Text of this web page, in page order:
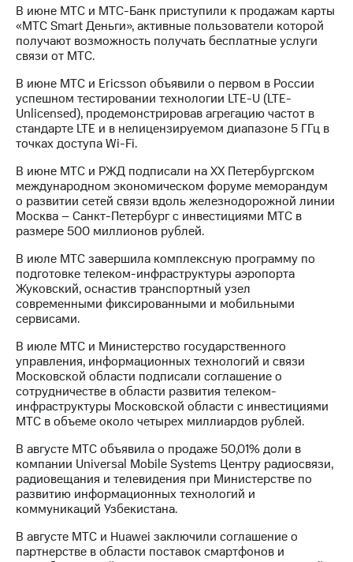
Описание
Программа
приобретения
Порядок
акций
Дивиденды
Рынок
облигаций
Еврооблигации-2023
Уведомление
о
погашении
именных
Другое
Регистратор
Реквизиты
Контакты
развитие
деловая этика
На главную
В июне МТС и МТС-Банк приступили к продажам карты
«МТС Smart Деньги», активные пользователи которой
получают возможность получать бесплатные услуги
связи от МТС.
В июне МТС и Ericsson объявили о первом в России
успешном тестировании технологии LTE-U (LTE-
Unlicensed), продемонстрировав агрегацию частот в
стандарте LTE и в нелицензируемом диапазоне 5 ГГц в
точках доступа Wi-Fi.
В июне МТС и РЖД подписали на ХХ Петербургском
международном экономическом форуме меморандум
о развитии сетей связи вдоль железнодорожной линии
Москва – Санкт-Петербург с инвестициями МТС в
размере 500 миллионов рублей.
В июле МТС завершила комплексную программу по
подготовке телеком-инфраструктуры аэропорта
Жуковский, оснастив транспортный узел
современными фиксированными и мобильными
сервисами.
В июле МТС и Министерство государственного
управления, информационных технологий и связи
Московской области подписали соглашение о
сотрудничестве в области развития телеком-
инфраструктуры Московской области с инвестициями
МТС в объеме около четырех миллиардов рублей.
В августе МТС объявила о продаже 50,01% доли в
компании Universal Mobile Systems Центру радиосвязи,
радиовещания и телевидения при Министерстве по
развитию информационных технологий и
коммуникаций Узбекистана.
В августе МТС и Huawei заключили соглашение о
партнерстве в области поставок смартфонов и